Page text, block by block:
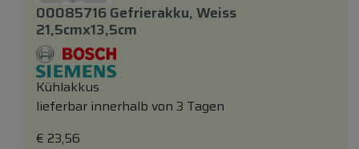
00085716 Gefrierakku, Weiss
21,5cmx13,5cm
Kühlakkus
lieferbar innerhalb von 3 Tagen
€ 23,56